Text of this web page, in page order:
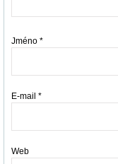
Jméno *
E-mail *
Web